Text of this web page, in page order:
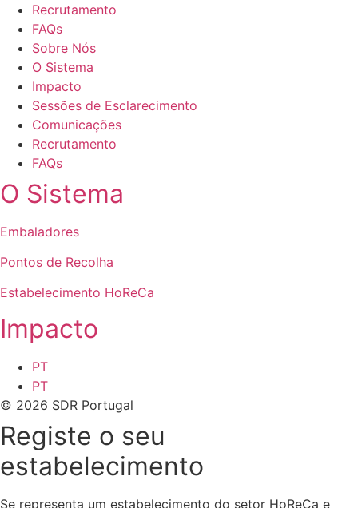
Recrutamento
FAQs
Sobre Nós
O Sistema
Impacto
Sessões de Esclarecimento
Comunicações
Recrutamento
FAQs
O Sistema
Embaladores
Pontos de Recolha
Estabelecimento HoReCa
Impacto
PT
PT
© 2026 SDR Portugal
Registe o seu
estabelecimento
Se representa um estabelecimento do setor HoReCa e